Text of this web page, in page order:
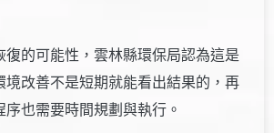
的可能性，雲林縣環保局認為這是
境改善不是短期就能看出結果的，再
也需要時間規劃與執行。